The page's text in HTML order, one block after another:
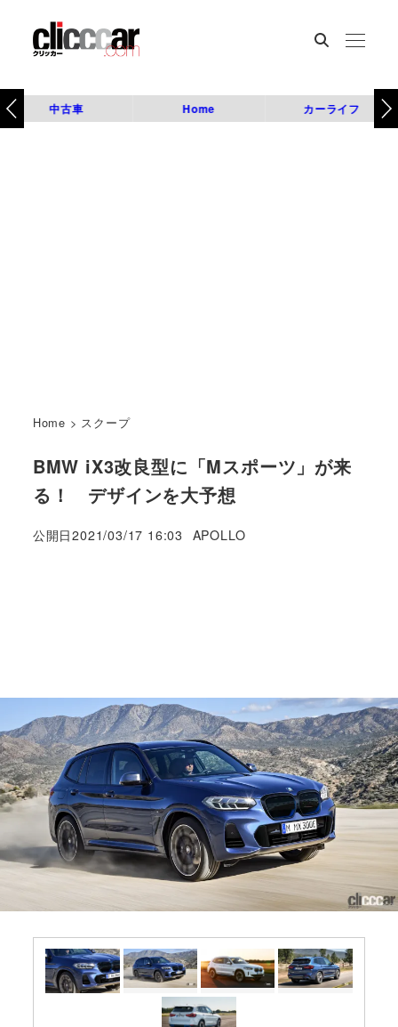
中古車 Home カーライフ
Home > スクープ
BMW iX3改良型に「Mスポーツ」が来
る！ デザインを大予想
公開日2021/03/17 16:03
著
APOLLO